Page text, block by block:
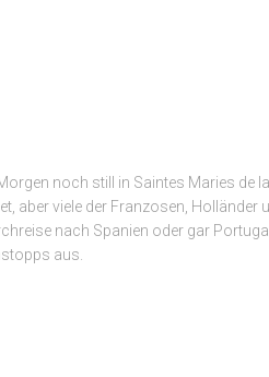
noch still in Saintes Maries de
aber viele der Franzosen, Holländer
nach Spanien oder gar
aus.